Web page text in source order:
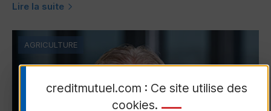
Lire la suite
AGRICULTURE
creditmutuel.com : Ce site utilise des
cookies.